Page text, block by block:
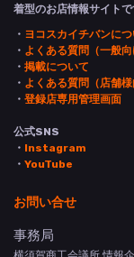
着型のお店情報サイト
・ ヨコスカイチバンにつ
・ よくある質問（一般向
・ 掲載について
・ よくある質問（店舗様
・ 登録店専用管理画面
公式SNS
・ Instagram
・ YouTube
お問い合せ
事務局